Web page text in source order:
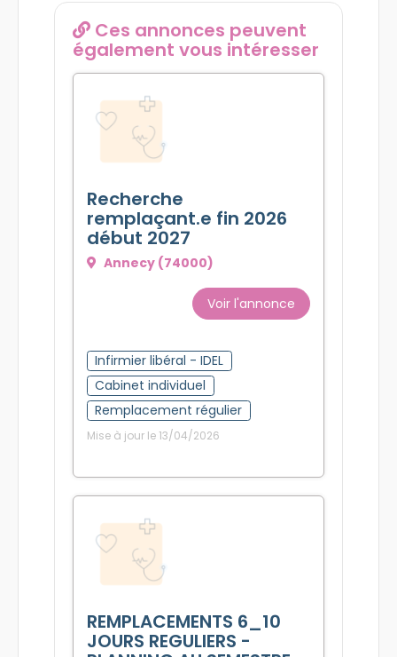
Ces annonces peuvent
également vous intéresser
Recherche
remplaçant.e fin 2026
début 2027
Annecy (74000)
Voir l'annonce
Infirmier libéral - IDEL
Cabinet individuel
Remplacement régulier
Mise à jour le 13/04/2026
REMPLACEMENTS 6_10
JOURS REGULIERS -